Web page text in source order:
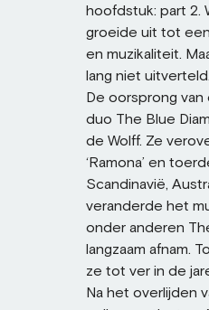
hoofdstuk: part 2.
groeide uit tot
en muzikaliteit.
lang niet uitverteld.
De oorsprong
duo The Blue
de Wolff. Ze
‘Ramona’ en
Scandinavië,
veranderde het
onder anderen
langzaam afnam.
ze tot ver in de
Na het overlijden